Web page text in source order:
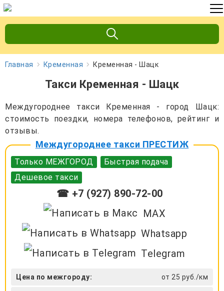
Главная Кременная Кременная - Шацк
Такси Кременная - Шацк
Междугороднее такси Кременная - город Шацк:
стоимость поездки, номера телефонов, рейтинг и
отзывы.
Междугороднее такси ПРЕСТИЖ
Только МЕЖГОРОД
Быстрая подача
Дешевое такси
☎ +7 (927) 890-72-00
MAX
Whatsapp
Telegram
Цена по межгороду: от 25 руб./км